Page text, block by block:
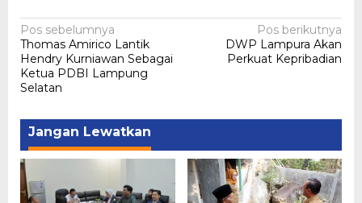
Navigasi
pos
Pos sebelumnya
Thomas Amirico Lantik
Hendry Kurniawan Sebagai
Ketua PDBI Lampung
Selatan
Pos berikutnya
DWP Lampura Akan
Perkuat Kepribadian
Jangan Lewatkan